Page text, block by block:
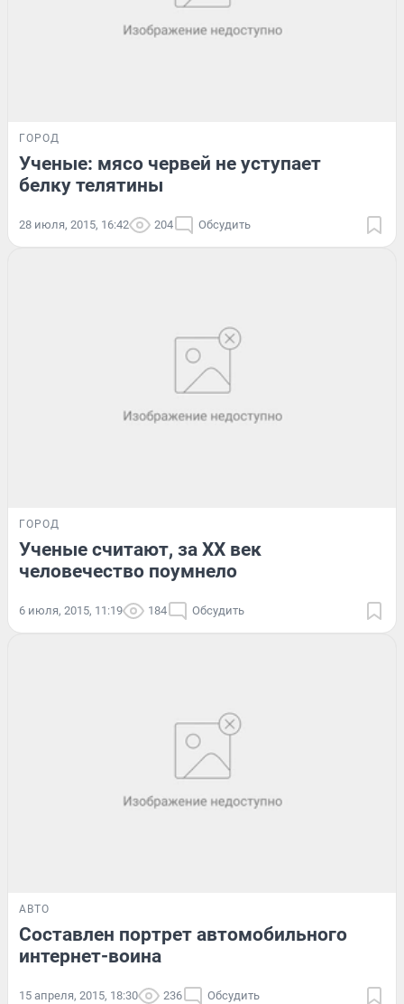
ГОРОД
Ученые: мясо червей не уступает
белку телятины
28 июля, 2015, 16:42 204 Обсудить
ГОРОД
Ученые считают, за XX век
человечество поумнело
6 июля, 2015, 11:19 184 Обсудить
АВТО
Составлен портрет автомобильного
интернет-воина
15 апреля, 2015, 18:30 236 Обсудить